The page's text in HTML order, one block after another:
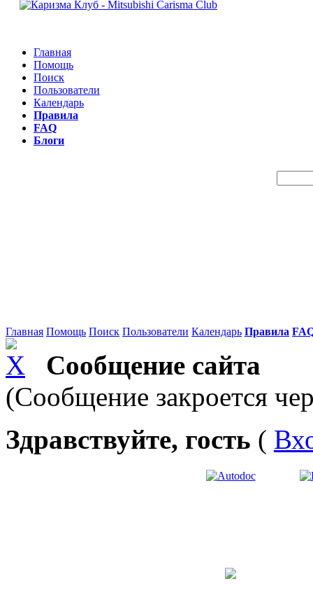
Главная
Помощь
Поиск
Пользователи
Календарь
Правила
FAQ
Блоги
Главная Помощь Поиск Пользователи Календарь Правила
Сообщение сайта
(Сообщение закроется
Здравствуйте, гость (